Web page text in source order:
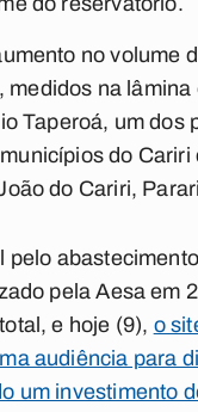
no volume
medidos na
Taperoá, um
do
do Cariri,
pela Aesa em
e hoje (9), o
audiência para
um investimento